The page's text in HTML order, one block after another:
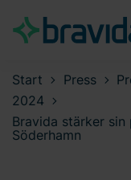
Start Press
2024
Bravida stärker
Söderhamn